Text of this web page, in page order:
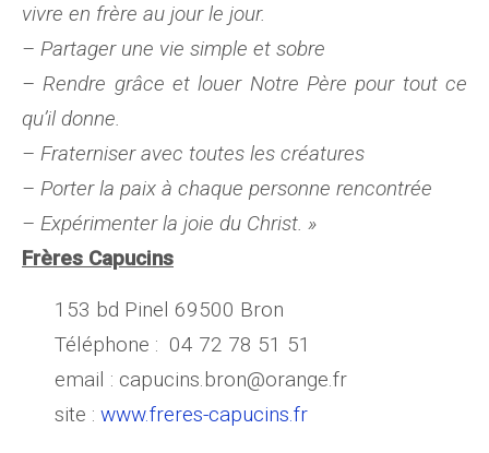
vivre en frère au jour le jour.
– Partager une vie simple et sobre
– Rendre grâce et louer Notre Père pour tout ce
qu’il donne.
– Fraterniser avec toutes les créatures
– Porter la paix à chaque personne rencontrée
– Expérimenter la joie du Christ. »
Frères Capucins
153 bd Pinel 69500 Bron
Téléphone : 04 72 78 51 51
email : capucins.bron@orange.fr
site : www.freres-capucins.fr